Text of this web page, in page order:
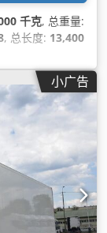
千克, 总重量:
, 总长度: 13,400
,
小广告